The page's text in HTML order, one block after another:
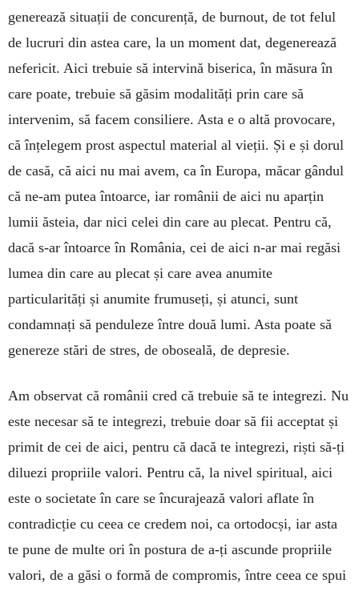
generează situații de concurență, de burnout, de tot felul
de lucruri din astea care, la un moment dat, degenerează
nefericit. Aici trebuie să intervină biserica, în măsura în
care poate, trebuie să găsim modalități prin care să
intervenim, să facem consiliere. Asta e o altă provocare,
că înțelegem prost aspectul material al vieții. Și e și dorul
de casă, că aici nu mai avem, ca în Europa, măcar gândul
că ne-am putea întoarce, iar românii de aici nu aparțin
lumii ăsteia, dar nici celei din care au plecat. Pentru că,
dacă s-ar întoarce în România, cei de aici n-ar mai regăsi
lumea din care au plecat și care avea anumite
particularități și anumite frumuseți, și atunci, sunt
condamnați să penduleze între două lumi. Asta poate să
genereze stări de stres, de oboseală, de depresie.
Am observat că românii cred că trebuie să te integrezi. Nu
este necesar să te integrezi, trebuie doar să fii acceptat și
primit de cei de aici, pentru că dacă te integrezi, riști să-ți
diluezi propriile valori. Pentru că, la nivel spiritual, aici
este o societate în care se încurajează valori aflate în
contradicție cu ceea ce credem noi, ca ortodocși, iar asta
te pune de multe ori în postura de a-ți ascunde propriile
valori, de a găsi o formă de compromis, între ceea ce spui